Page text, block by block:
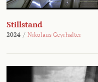
Stillstand
2024 / Nikolaus Geyrhalter